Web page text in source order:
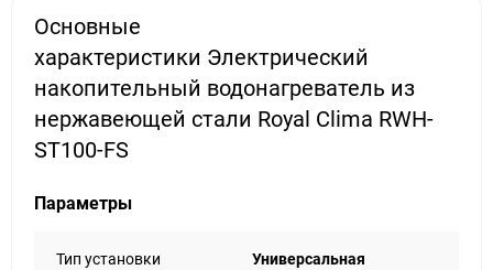
Основные
характеристики Электрический
накопительный водонагреватель из
нержавеющей стали Royal Clima RWH-
ST100-FS
Параметры
Тип установки Универсальная